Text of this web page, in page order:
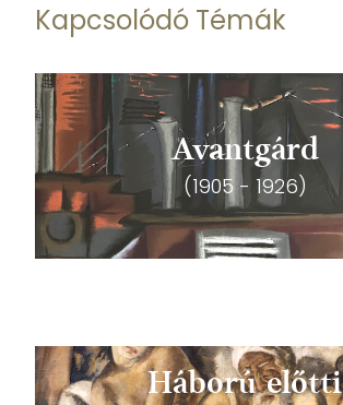
Kapcsolódó Témák
Avantgárd
(1905 - 1926)
Háború előtti